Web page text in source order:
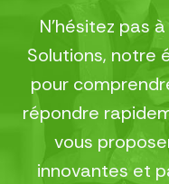
N’hésitez pas
Solutions, notre
pour
répondre
vous
innovantes et